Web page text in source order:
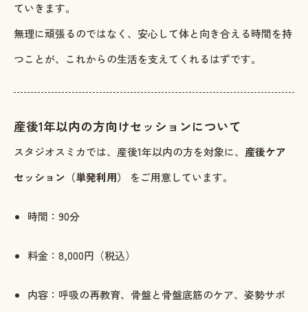
ていきます。
無理に頑張るのではなく、安心して体と向き合える時間を持
つことが、これからの生活を支えてくれるはずです。
産後1年以内の方向けセッションについて
スタジオスミカでは、産後1年以内の方を対象に、 産後ケア
セッション（単発利用）
をご用意しています。
時間：90分
料金：8,000円（税込）
内容：呼吸の再教育、骨盤と骨盤底筋のケア、姿勢サポ